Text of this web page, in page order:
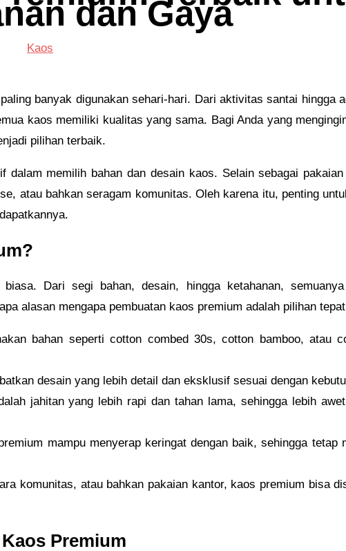
dan Gaya
Kaos
banyak digunakan sehari-hari. Dari aktivitas santai hingga
kaos memiliki kualitas yang sama. Bagi Anda yang
pilihan terbaik.
memilih bahan dan desain kaos. Selain sebagai
atau bahkan seragam komunitas. Oleh karena itu, penting
Dari segi bahan, desain, hingga ketahanan,
alasan mengapa pembuatan kaos premium adalah pilihan
bahan seperti cotton combed 30s, cotton bamboo, atau
desain yang lebih detail dan eksklusif sesuai dengan
jahitan yang lebih rapi dan tahan lama, sehingga lebih
mampu menyerap keringat dengan baik, sehingga tetap
komunitas, atau bahkan pakaian kantor, kaos premium bisa
Premium